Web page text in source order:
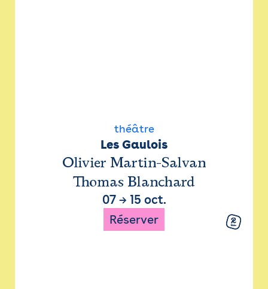
théâtre
Les Gaulois
Olivier Martin-Salvan
Thomas Blanchard
07→ 15 oct.
Réserver